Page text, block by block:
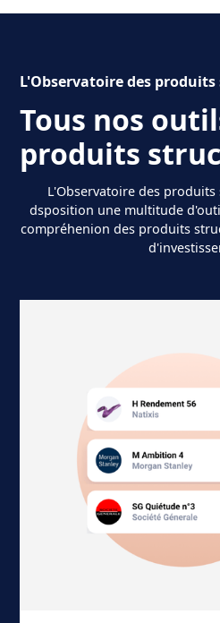
L'Observatoire des
Tous nos
produits
L'Observatoire des
dsposition une multitude
compréhenion des produits